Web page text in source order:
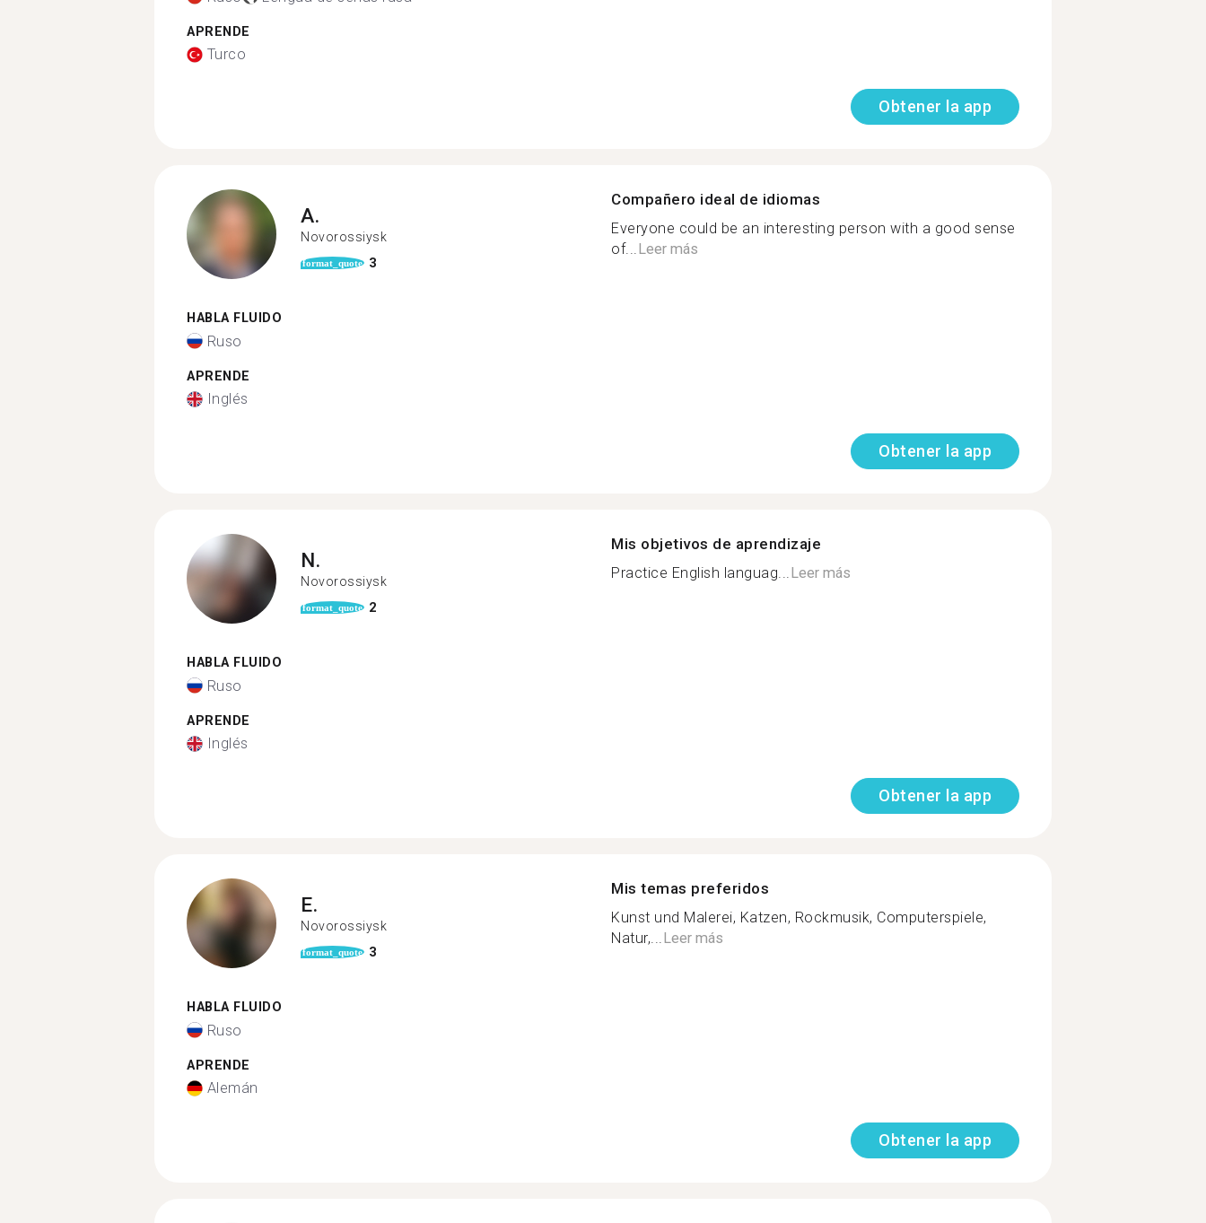
APRENDE
Turco
Obtener la app
A.
Novorossiysk
format_quote 3
HABLA FLUIDO
Ruso
APRENDE
Inglés
Compañero ideal de idiomas
Everyone could be an interesting person with a good sense
of...Leer más
Obtener la app
N.
Novorossiysk
format_quote 2
HABLA FLUIDO
Ruso
APRENDE
Inglés
Mis objetivos de aprendizaje
Practice English languag...Leer más
Obtener la app
E.
Novorossiysk
format_quote 3
HABLA FLUIDO
Ruso
APRENDE
Alemán
Mis temas preferidos
Kunst und Malerei, Katzen, Rockmusik, Computerspiele,
Natur,...Leer más
Obtener la app